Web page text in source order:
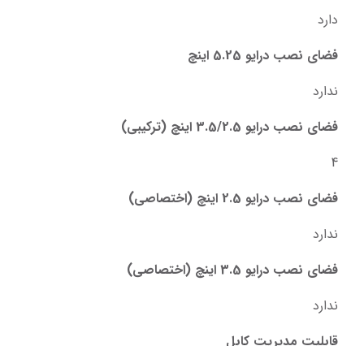
دارد
فضای نصب درایو 5.25 اینچ
ندارد
فضای نصب درایو 3.5/2.5 اینچ (ترکیبی)
4
فضای نصب درایو 2.5 اینچ (اختصاصی)
ندارد
فضای نصب درایو 3.5 اینچ (اختصاصی)
ندارد
قابلیت مدیریت کابل